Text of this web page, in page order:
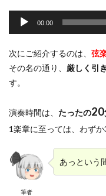
プ
レ
ー
ヤ
00:00
次にご紹介するのは、 弦
その名の通り、 厳しく引
す。
演奏時間は、 たったの
1楽章に至っては、わずか
筆者
あっという